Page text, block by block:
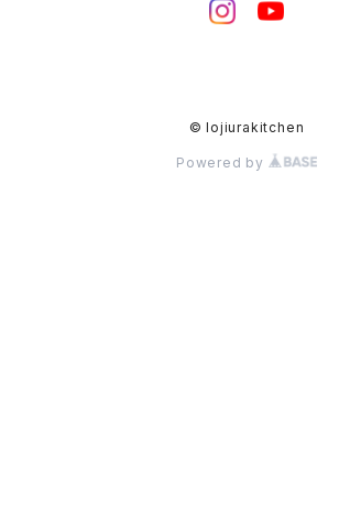
© lojiurakitchen
Powered by